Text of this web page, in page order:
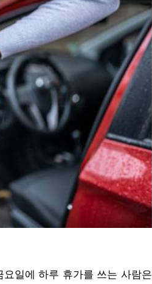
일에 하루 휴가를 쓰는 사람은